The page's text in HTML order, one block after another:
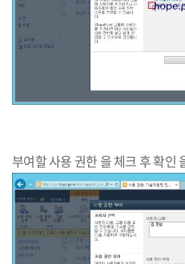
부여할 사용 권한 을 체크 후 확인